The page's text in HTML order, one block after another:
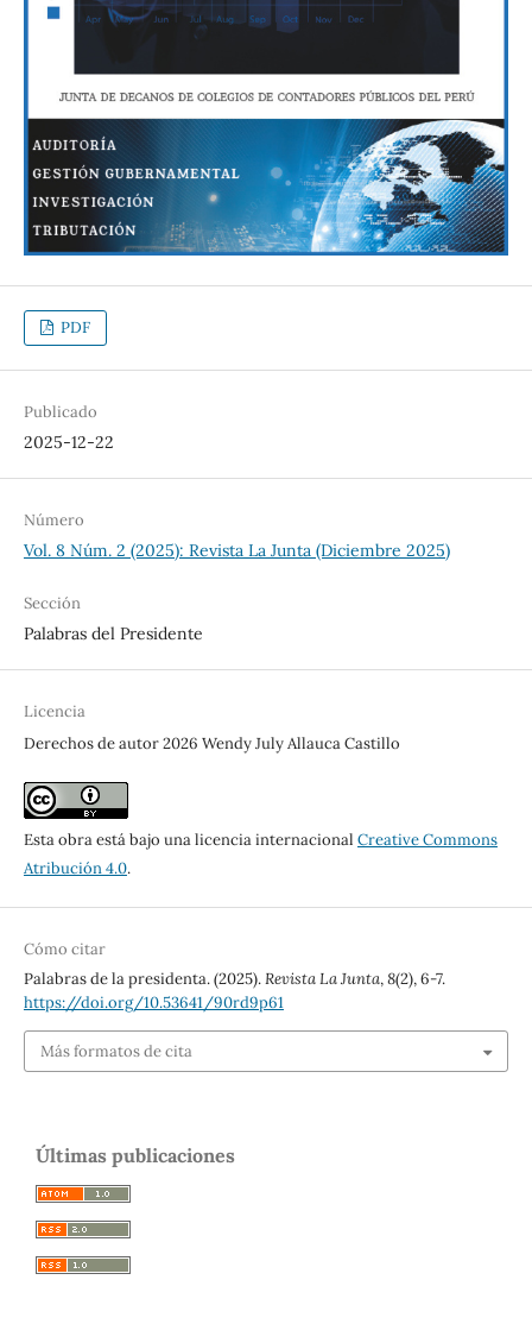
PDF
Publicado
2025-12-22
Número
Vol. 8 Núm. 2 (2025): Revista La Junta (Diciembre 2025)
Sección
Palabras del Presidente
Licencia
Derechos de autor 2026 Wendy July Allauca Castillo
Esta obra está bajo una licencia internacional Creative Commons
Atribución 4.0.
Cómo citar
Palabras de la presidenta. (2025).Revista La Junta,8(2), 6-7.
https://doi.org/10.53641/90rd9p61
Más formatos de cita
Últimas publicaciones